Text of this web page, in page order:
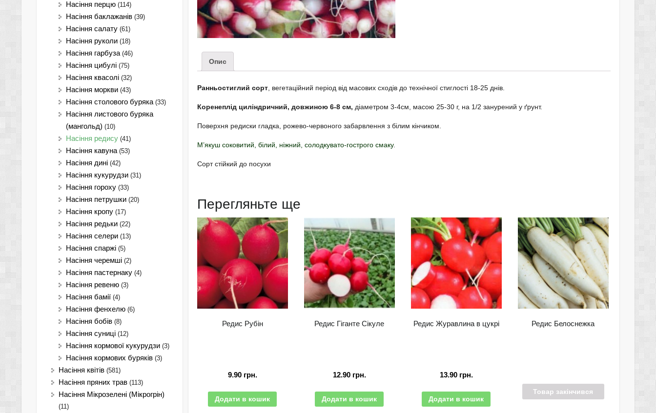
Опис
Ранньостиглий сорт, вегетаційний період від масових сходів до технічної стиглості 18-25 днів.
Коренеплід циліндричний, довжиною 6-8 см, діаметром 3-4см, масою 25-30 г, на 1/2 занурений у ґрунт.
Поверхня редиски гладка, рожево-червоного забарвлення з білим кінчиком.
М’якуш соковитий, білий, ніжний, солодкувато-гострого смаку.
Сорт стійкий до посухи
Перегляньте ще
Редис Рубін
9.90 грн.
Додати в кошик
Редис Гіганте Сікуле
12.90 грн.
Додати в кошик
Редис Журавлина в цукрі
13.90 грн.
Додати в кошик
Редис Белоснежка
Товар закінчився
Насіння перцю (114)
Насіння баклажанів (39)
Насіння салату (61)
Насіння руколи (18)
Насіння гарбуза (46)
Насіння цибулі (75)
Насіння квасолі (32)
Насіння моркви (43)
Насіння столового буряка (33)
Насіння листового буряка
(мангольд) (10)
Насіння редису (41)
Насіння кавуна (53)
Насіння дині (42)
Насіння кукурудзи (31)
Насіння гороху (33)
Насіння петрушки (20)
Насіння кропу (17)
Насіння редьки (22)
Насіння селери (13)
Насіння спаржі (5)
Насіння черемші (2)
Насіння пастернаку (4)
Насіння ревеню (3)
Насіння бамії (4)
Насіння фенхелю (6)
Насіння бобів (8)
Насіння суниці (12)
Насіння кормової кукурудзи (3)
Насіння кормових буряків (3)
Насіння квітів (581)
Насіння пряних трав (113)
Насіння Мікрозелені (Мікрогрін)
(11)